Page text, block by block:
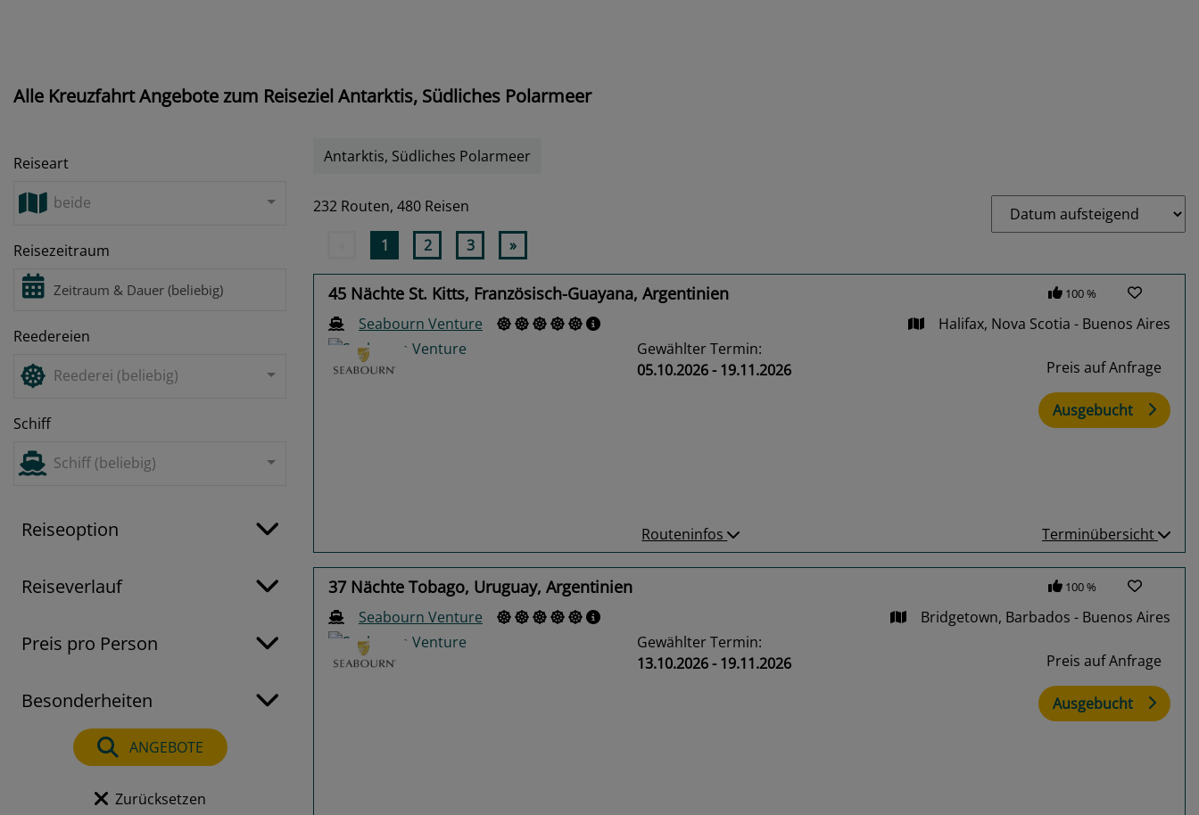
Alle Kreuzfahrt Angebote zum Reiseziel Antarktis, Südliches Polarmeer
Reiseart
beide
Reisezeitraum
Reedereien
Reederei (beliebig)
Schiff
Schiff (beliebig)
Reiseoption
Reiseverlauf
Preis pro Person
Besonderheiten
ANGEBOTE
Zurücksetzen
Antarktis, Südliches Polarmeer
232 Routen, 480 Reisen
1 2 3 »
45 Nächte St. Kitts, Französisch-Guayana, Argentinien 100 %
Seabourn Venture Halifax, Nova Scotia - Buenos Aires
Gewählter Termin:
05.10.2026 - 19.11.2026
Preis auf Anfrage
Ausgebucht
Routeninfos Terminübersicht
37 Nächte Tobago, Uruguay, Argentinien 100 %
Seabourn Venture Bridgetown, Barbados - Buenos Aires
Gewählter Termin:
13.10.2026 - 19.11.2026
Preis auf Anfrage
Ausgebucht